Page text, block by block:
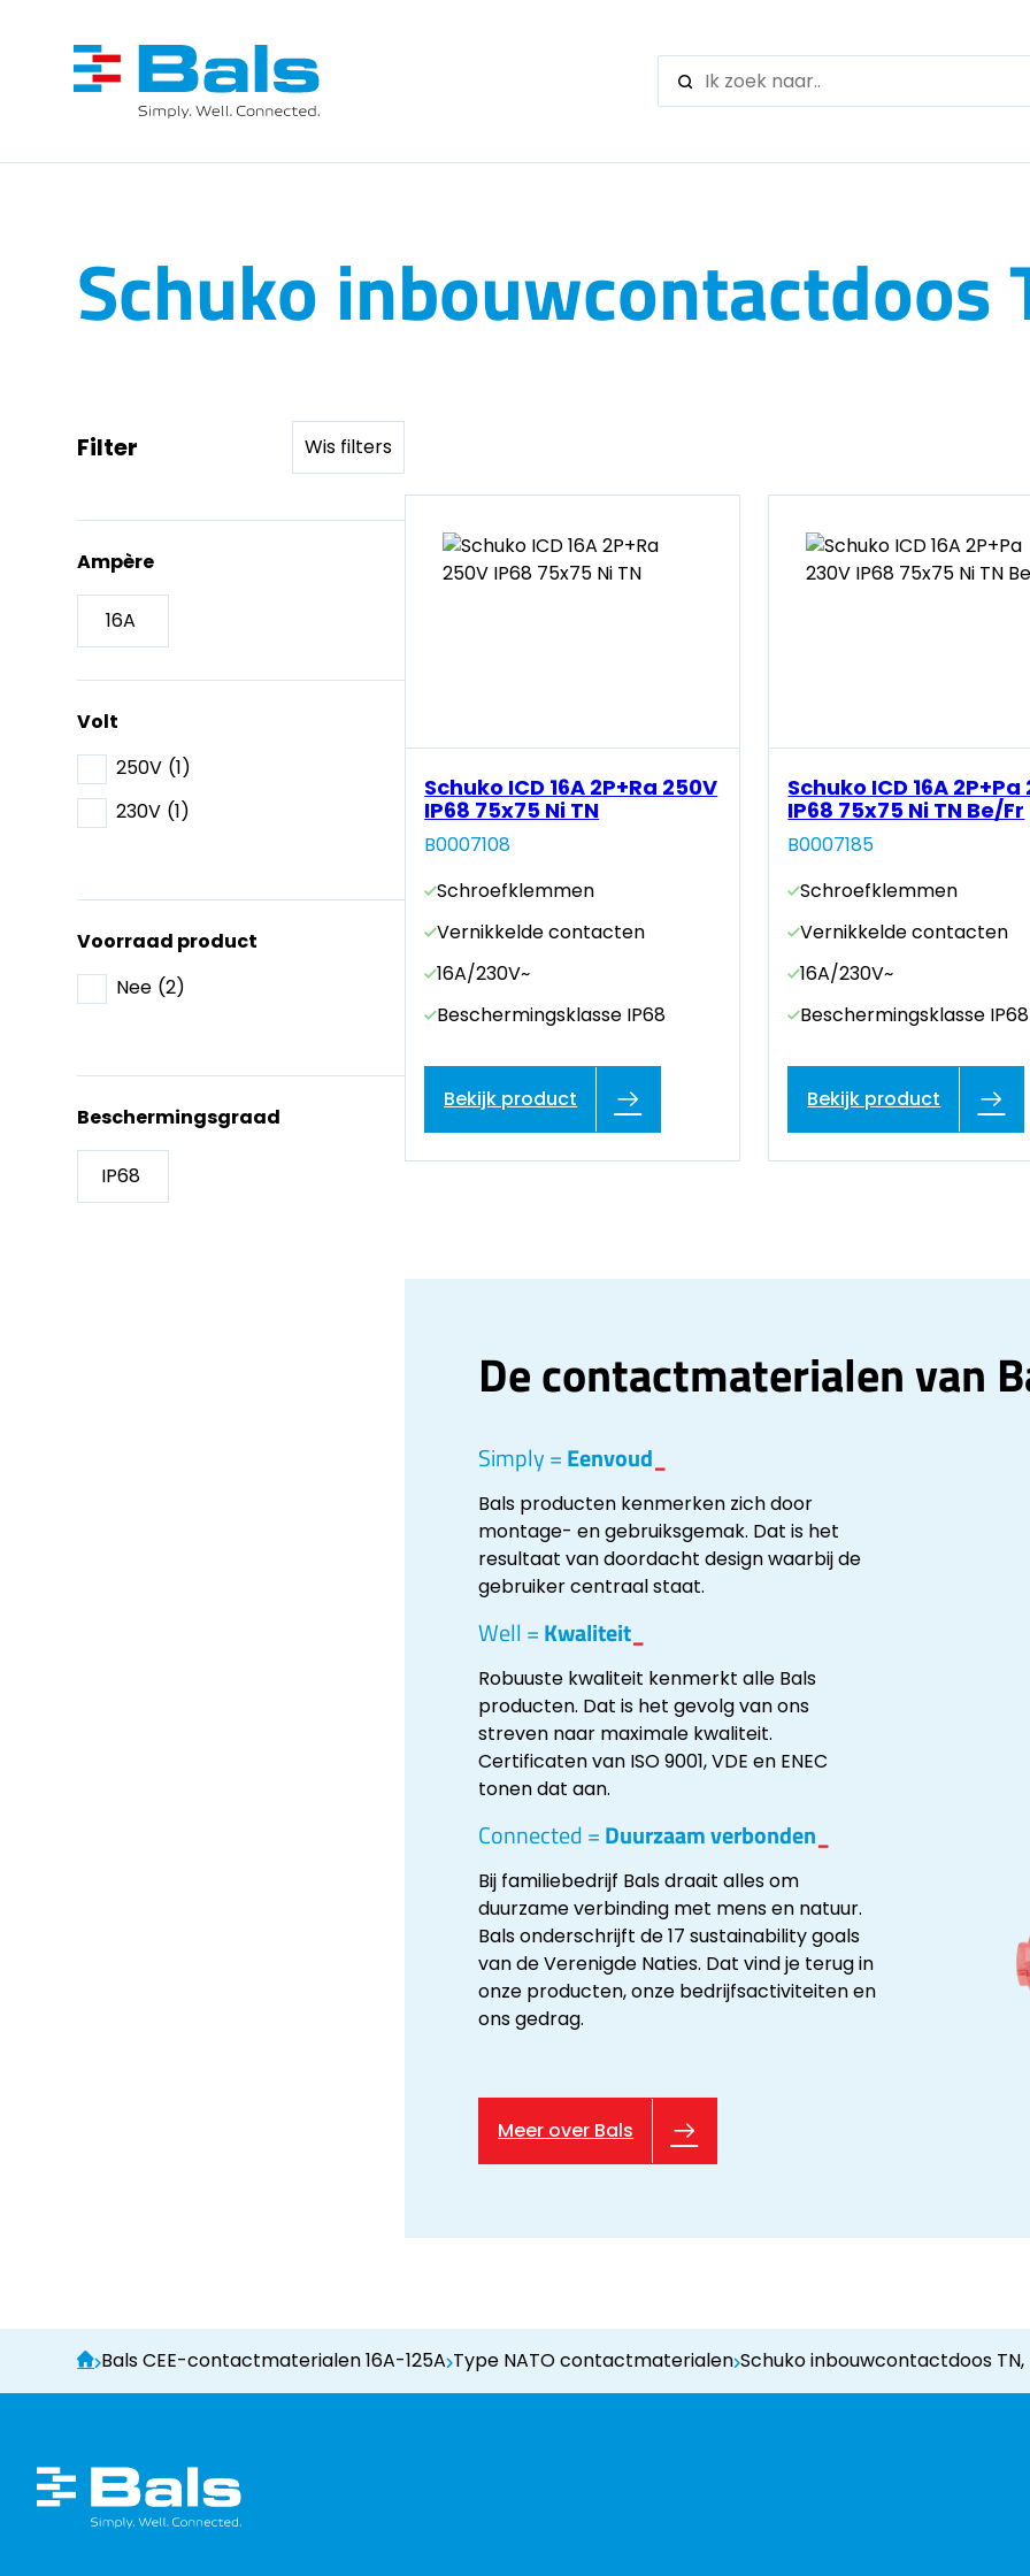
Schuko inbouwcontactdoos
Filter Wis filters
Ampère
16A
Volt
250V (1)
230V (1)
Voorraad product
Nee (2)
Beschermingsgraad
IP68
Schuko ICD 16A 2P+Ra 250V
IP68 75x75 Ni TN
B0007108
Schroefklemmen
Vernikkelde contacten
16A/230V~
Beschermingsklasse IP68
Bekijk product
Schuko ICD 16A 2P+Pa
IP68 75x75 Ni TN Be/Fr
B0007185
Schroefklemmen
Vernikkelde contacten
16A/230V~
Beschermingsklasse IP68
Bekijk product
De contactmaterialen van
Simply =Eenvoud_
Bals producten kenmerken zich door
montage- en gebruiksgemak. Dat is het
resultaat van doordacht design waarbij de
gebruiker centraal staat.
Well =Kwaliteit_
Robuuste kwaliteit kenmerkt alle Bals
producten. Dat is het gevolg van ons
streven naar maximale kwaliteit.
Certificaten van ISO 9001, VDE en ENEC
tonen dat aan.
Connected =Duurzaam verbonden_
Bij familiebedrijf Bals draait alles om
duurzame verbinding met mens en natuur.
Bals onderschrijft de 17 sustainability goals
van de Verenigde Naties. Dat vind je terug in
onze producten, onze bedrijfsactiviteiten en
ons gedrag.
Meer over Bals
Bals CEE-contactmaterialen 16A-125A Type NATO contactmaterialen Schuko inbouwcontactdoos TN,